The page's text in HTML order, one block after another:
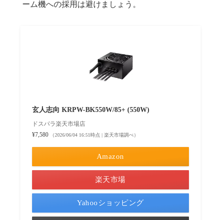
ーム機への採用は避けましょう。
玄人志向 KRPW-BK550W/85+ (550W)
ドスパラ楽天市場店
¥7,580
（2026/06/04 16:51時点 | 楽天市場調べ）
Amazon
楽天市場
Yahooショッピング